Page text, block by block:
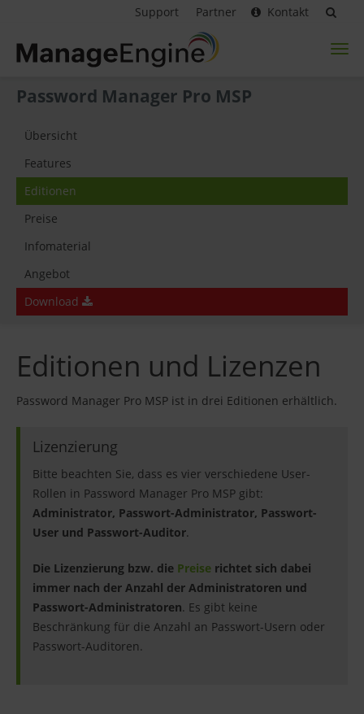
Support Partner Kontakt
Password Manager Pro MSP
Übersicht
Features
Editionen
Preise
Infomaterial
Angebot
Download
Editionen und Lizenzen
Password Manager Pro MSP ist in drei Editionen erhältlich.
Lizenzierung
Bitte beachten Sie, dass es vier verschiedene User-
Rollen in Password Manager Pro MSP gibt:
Administrator, Passwort-Administrator, Passwort-
User und Passwort-Auditor.
Die Lizenzierung bzw. die Preise richtet sich dabei
immer nach der Anzahl der Administratoren und
Passwort-Administratoren. Es gibt keine
Beschränkung für die Anzahl an Passwort-Usern oder
Passwort-Auditoren.